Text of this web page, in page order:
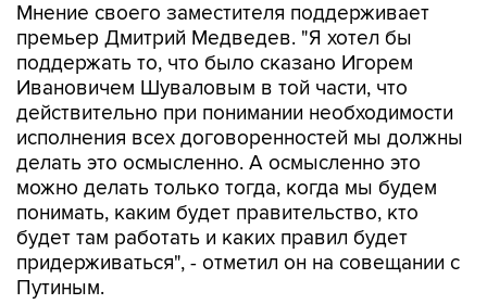
Мнение своего заместителя поддерживает
премьер Дмитрий Медведев. "Я хотел бы
поддержать то, что было сказано Игорем
Ивановичем Шуваловым в той части, что
действительно при понимании необходимости
исполнения всех договоренностей мы должны
делать это осмысленно. А осмысленно это
можно делать только тогда, когда мы будем
понимать, каким будет правительство, кто
будет там работать и каких правил будет
придерживаться", - отметил он на совещании с
Путиным.